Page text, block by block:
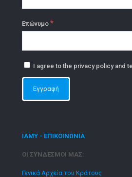
Επώνυμο *
I agree to the privacy policy and
ΙΑΜΥ - ΕΠΙΚΟΙΝΩΝΙΑ
ΟΙ ΣΥΝΔΕΣΜΟΙ ΜΑΣ:
Γενικά Αρχεία του Κράτους